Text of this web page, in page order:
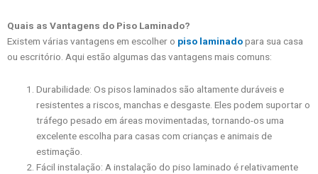
Quais as Vantagens do Piso Laminado?
Existem várias vantagens em escolher o piso laminadopara sua casa
ou escritório. Aqui estão algumas das vantagens mais comuns:
Durabilidade: Os pisos laminados são altamente duráveis e
resistentes a riscos, manchas e desgaste. Eles podem suportar o
tráfego pesado em áreas movimentadas, tornando-os uma
excelente escolha para casas com crianças e animais de
estimação.
Fácil instalação: A instalação do piso laminado é relativamente